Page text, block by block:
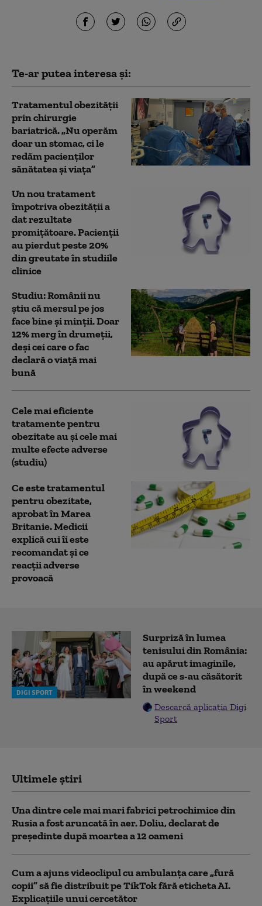
Te-ar putea interesa și:
Tratamentul obezităţii
prin chirurgie
bariatrică. „Nu operăm
doar un stomac, ci le
redăm pacienţilor
sănătatea şi viaţa”
Un nou tratament
împotriva obezității a
dat rezultate
promițătoare. Pacienții
au pierdut peste 20%
din greutate în studiile
clinice
Studiu: Românii nu
știu că mersul pe jos
face bine și minții. Doar
12% merg în drumeții,
deși cei care o fac
declară o viață mai
bună
Cele mai eficiente
tratamente pentru
obezitate au și cele mai
multe efecte adverse
(studiu)
Ce este tratamentul
pentru obezitate,
aprobat în Marea
Britanie. Medicii
explică cui îi este
recomandat și ce
reacții adverse
provoacă
DIGI SPORT
Surpriză în lumea
tenisului din România:
au apărut imaginile,
după ce s-au căsătorit
în weekend
Descarcă aplicația Digi
Sport
Ultimele știri
Una dintre cele mai mari fabrici petrochimice din
Rusia a fost aruncată în aer. Doliu, declarat de
președinte după moartea a 12 oameni
Cum a ajuns videoclipul cu ambulanța care „fură
copii” să fie distribuit pe TikTok fără eticheta AI.
Explicațiile unui cercetător